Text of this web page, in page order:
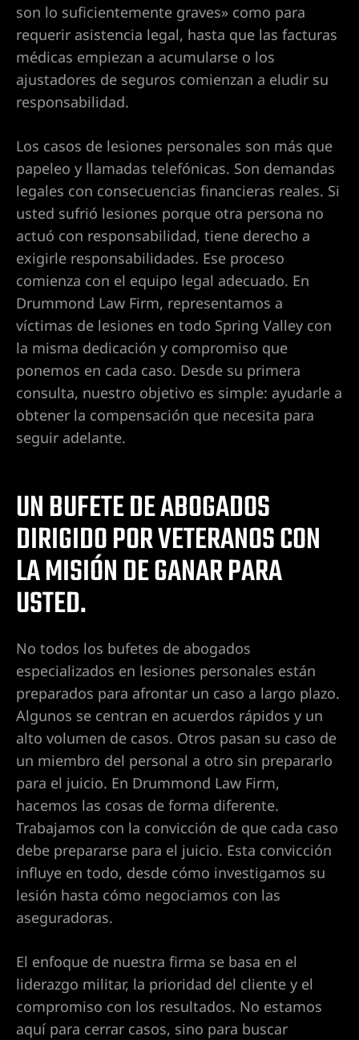
real
son lo suficientemente graves» como para
requerir asistencia legal, hasta que las facturas
médicas empiezan a acumularse o los
ajustadores de seguros comienzan a eludir su
responsabilidad.
Los casos de lesiones personales son más que
papeleo y llamadas telefónicas. Son demandas
legales con consecuencias financieras reales. Si
usted sufrió lesiones porque otra persona no
actuó con responsabilidad, tiene derecho a
exigirle responsabilidades. Ese proceso
comienza con el equipo legal adecuado. En
Drummond Law Firm, representamos a
víctimas de lesiones en todo Spring Valley con
la misma dedicación y compromiso que
ponemos en cada caso. Desde su primera
consulta, nuestro objetivo es simple: ayudarle a
obtener la compensación que necesita para
seguir adelante.
UN BUFETE DE ABOGADOS
DIRIGIDO POR VETERANOS CON
LA MISIÓN DE GANAR PARA
USTED.
No todos los bufetes de abogados
especializados en lesiones personales están
preparados para afrontar un caso a largo plazo.
Algunos se centran en acuerdos rápidos y un
alto volumen de casos. Otros pasan su caso de
un miembro del personal a otro sin prepararlo
para el juicio. En Drummond Law Firm,
hacemos las cosas de forma diferente.
Trabajamos con la convicción de que cada caso
debe prepararse para el juicio. Esta convicción
influye en todo, desde cómo investigamos su
lesión hasta cómo negociamos con las
aseguradoras.
El enfoque de nuestra firma se basa en el
liderazgo militar, la prioridad del cliente y el
compromiso con los resultados. No estamos
aquí para cerrar casos, sino para buscar
en Las
en
de
Las
Las
Las
Las
Las
de